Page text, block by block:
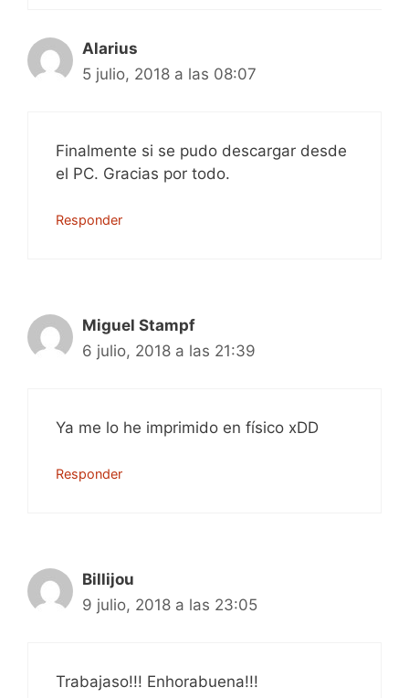
Alarius
5 julio, 2018 a las 08:07
Finalmente si se pudo descargar desde
el PC. Gracias por todo.
Responder
Miguel Stampf
6 julio, 2018 a las 21:39
Ya me lo he imprimido en físico xDD
Responder
Billijou
9 julio, 2018 a las 23:05
Trabajaso!!! Enhorabuena!!!